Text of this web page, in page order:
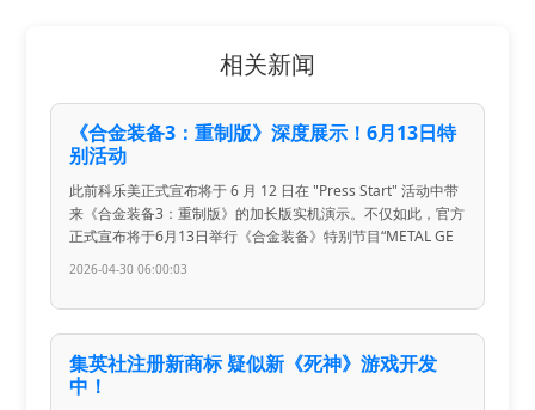
相关新闻
《合金装备3：重制版》深度展示！6月13日特
别活动
此前科乐美正式宣布将于 6 月 12 日在 "Press Start" 活动中带
来《合金装备3：重制版》的加长版实机演示。不仅如此，官方
正式宣布将于6月13日举行《合金装备》特别节目“METAL GE
2026-04-30 06:00:03
集英社注册新商标 疑似新《死神》游戏开发
中！